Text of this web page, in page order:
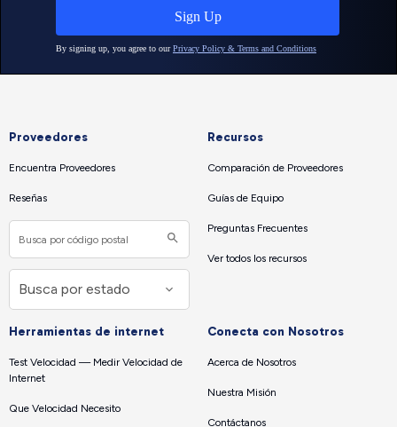
Proveedores
Encuentra Proveedores
Reseñas
Recursos
Comparación de Proveedores
Guías de Equipo
Preguntas Frecuentes
Ver todos los recursos
Herramientas de internet
Test Velocidad — Medir Velocidad de
Internet
Que Velocidad Necesito
Conecta con Nosotros
Acerca de Nosotros
Nuestra Misión
Contáctanos